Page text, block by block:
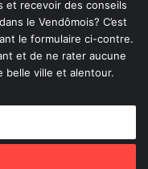
et recevoir des conseils
le Vendômois? C’est
le formulaire ci-contre.
et de ne rater aucune
belle ville et alentour.